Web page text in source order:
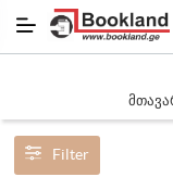
Filter